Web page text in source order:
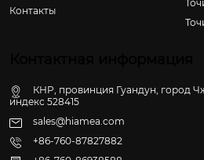
Контакты
КНР, провинция Гуандун, город
индекс 528415
sales@hiamea.com
+86-760-87827882